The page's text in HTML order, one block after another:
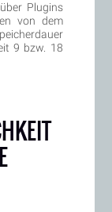
Plugins
von dem
9 bzw. 18